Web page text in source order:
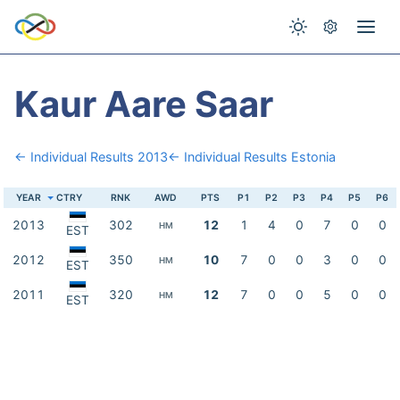
Kaur Aare Saar
← Individual Results 2013← Individual Results Estonia
YEAR CTRY RNK AWD PTS P1 P2 P3 P4 P5 P6
2013 EST 302 HM 12 1 4 0 7 0 0
2012 EST 350 HM 10 7 0 0 3 0 0
2011 EST 320 HM 12 7 0 0 5 0 0